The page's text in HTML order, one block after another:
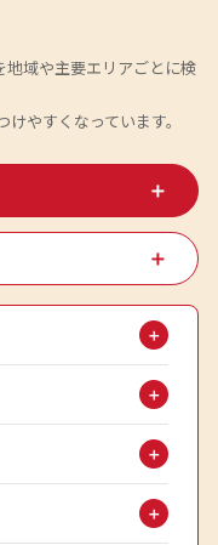
域や主要エリアごとに検
やすくなっています。
＋
＋
＋
＋
＋
＋